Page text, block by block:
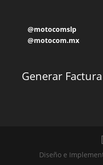
@motocomslp
@motocom.mx
Generar Factura
Diseño e